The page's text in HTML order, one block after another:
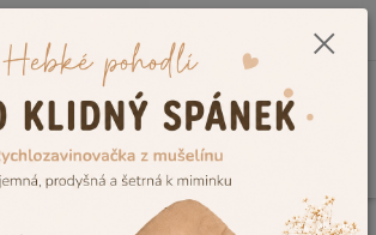
0,00 Kč
🆕 Novinka v nabídce – dětská postýlka Drewex CLASICO